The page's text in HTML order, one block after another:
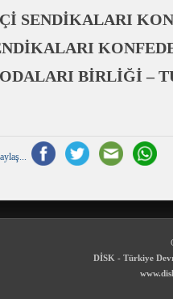
SENDİKALARI
BİRLİĞİ –
DİSK - Türkiye